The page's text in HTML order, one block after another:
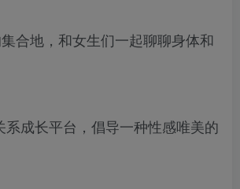
集合地，和女生们一起聊聊身体和
系成长平台，倡导一种性感唯美的